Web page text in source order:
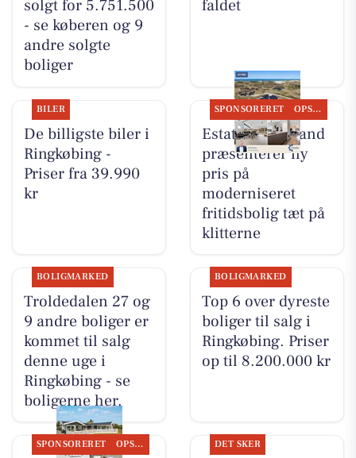
solgt for 5.751.500
- se køberen og 9
andre solgte
boliger
faldet
BILER
De billigste biler i
Ringkøbing -
Priser fra 39.990
kr
SPONSORERET OPSLAGSTAVLEN
Estate Vestjylland
præsenterer ny
pris på
moderniseret
fritidsbolig tæt på
klitterne
BOLIGMARKED
Troldedalen 27 og
9 andre boliger er
kommet til salg
denne uge i
Ringkøbing - se
boligerne her.
BOLIGMARKED
Top 6 over dyreste
boliger til salg i
Ringkøbing. Priser
op til 8.200.000 kr
SPONSORERET OPSLAGSTAVLEN DET SKER